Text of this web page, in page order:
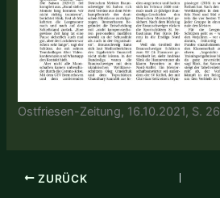
Ostfriesen-Zeitung, 16.10.2021, S. 26
ZURÜCK